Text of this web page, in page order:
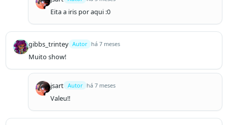
Eita a iris por aqui :0
gibbs_trintey Autor há 7 meses
Muito show!
jsart Autor há 7 meses
Valeu!!